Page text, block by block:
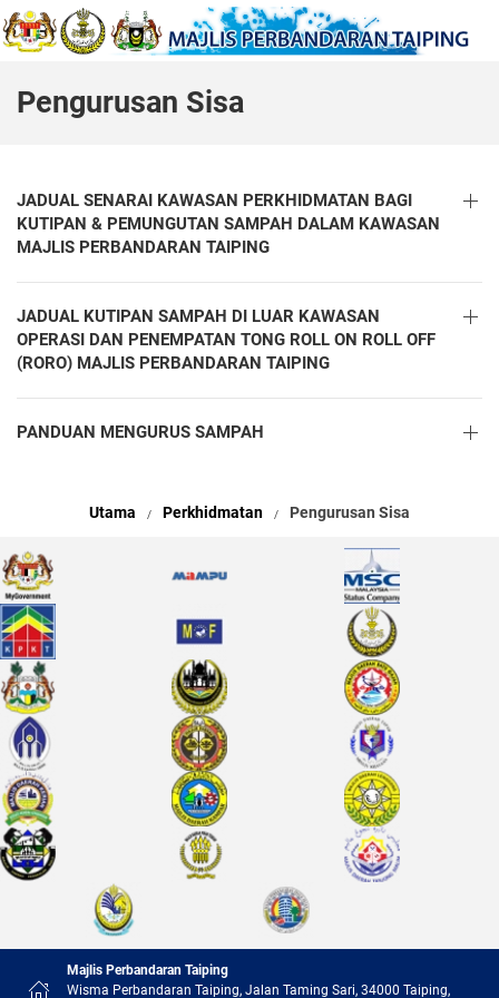
Pengurusan Sisa
JADUAL SENARAI KAWASAN PERKHIDMATAN BAGI
KUTIPAN & PEMUNGUTAN SAMPAH DALAM KAWASAN
MAJLIS PERBANDARAN TAIPING
JADUAL KUTIPAN SAMPAH DI LUAR KAWASAN
OPERASI DAN PENEMPATAN TONG ROLL ON ROLL OFF
(RORO) MAJLIS PERBANDARAN TAIPING
PANDUAN MENGURUS SAMPAH
Utama Perkhidmatan Pengurusan Sisa
Majlis Perbandaran Taiping
Wisma Perbandaran Taiping, Jalan Taming Sari, 34000 Taiping,